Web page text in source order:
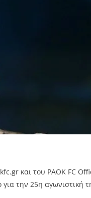
και του PAOK FC
την 25η αγωνιστική